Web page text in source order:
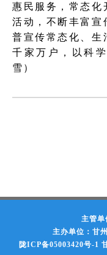
惠民服务，常态化
活动，不断丰富宣
普宣传常态化、生
千家万户，以科
雪）
主管单
主办单位：甘
陇ICP备05003420号-1